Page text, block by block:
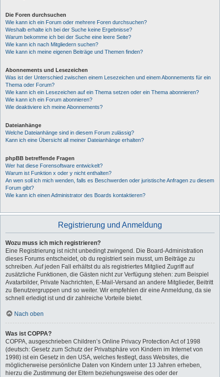
Die Foren durchsuchen
Wie kann ich ein Forum oder mehrere Foren durchsuchen?
Weshalb erhalte ich bei der Suche keine Ergebnisse?
Warum bekomme ich bei der Suche eine leere Seite?
Wie kann ich nach Mitgliedern suchen?
Wie kann ich meine eigenen Beiträge und Themen finden?
Abonnements und Lesezeichen
Was ist der Unterschied zwischen einem Lesezeichen und einem Abonnements für ein
Thema oder Forum?
Wie kann ich ein Lesezeichen auf ein Thema setzen oder ein Thema abonnieren?
Wie kann ich ein Forum abonnieren?
Wie deaktiviere ich meine Abonnements?
Dateianhänge
Welche Dateianhänge sind in diesem Forum zulässig?
Kann ich eine Übersicht all meiner Dateianhänge erhalten?
phpBB betreffende Fragen
Wer hat diese Forensoftware entwickelt?
Warum ist Funktion x oder y nicht enthalten?
An wen soll ich mich wenden, falls es Beschwerden oder juristische Anfragen zu diesem
Forum gibt?
Wie kann ich einen Administrator des Boards kontaktieren?
Registrierung und Anmeldung
Wozu muss ich mich registrieren?
Eine Registrierung ist nicht unbedingt zwingend. Die Board-Administration
dieses Forums entscheidet, ob du registriert sein musst, um Beiträge zu
schreiben. Auf jeden Fall erhältst du als registriertes Mitglied Zugriff auf
zusätzliche Funktionen, die Gästen nicht zur Verfügung stehen: zum Beispiel
Avatarbilder, Private Nachrichten, E-Mail-Versand an andere Mitglieder, Beitritt
zu Benutzergruppen und so weiter. Wir empfehlen dir eine Anmeldung, da sie
schnell erledigt ist und dir zahlreiche Vorteile bietet.
Nach oben
Was ist COPPA?
COPPA, ausgeschrieben Children’s Online Privacy Protection Act of 1998
(deutsch: Gesetz zum Schutz der Privatsphäre von Kindern im Internet von
1998) ist ein Gesetz in den USA, welches festlegt, dass Websites, die
möglicherweise persönliche Daten von Kindern unter 13 Jahren erheben,
hierzu die Zustimmung der Eltern beziehungsweise des oder der